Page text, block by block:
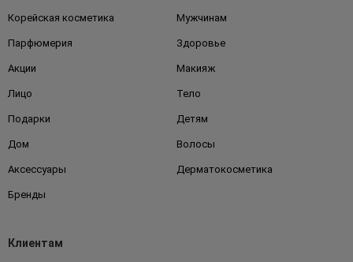
Корейская косметика Мужчинам
Парфюмерия Здоровье
Акции Макияж
Лицо Тело
Подарки Детям
Дом Волосы
Аксессуары Дерматокосметика
Бренды
Клиентам